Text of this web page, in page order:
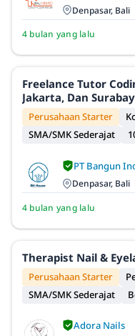
Denpasar, Bali
4 bulan yang lalu
Freelance Tutor
Jakarta, Dan
Perusahaan Starter
SMA/SMK Sederajat
PT Bangun
Denpasar, Bali
4 bulan yang lalu
Therapist Nail &
Perusahaan Starter
SMA/SMK Sederajat
Adora Nails